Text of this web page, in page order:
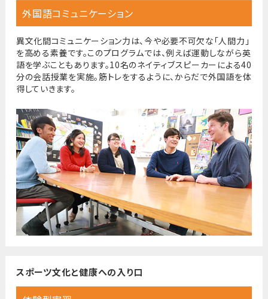
外国語コミュニケーション
異文化間コミュニケーション力は、今や必要不可欠な「人間力」
を高める素養です。このプログラムでは、例えば運動しながら英
語を学ぶこともあります。10名のネイティブスピーカーによる40
分の会話授業を実施。筋トレをするように、からだで外国語を体
得していきます。
スポーツ文化と健康への入り口